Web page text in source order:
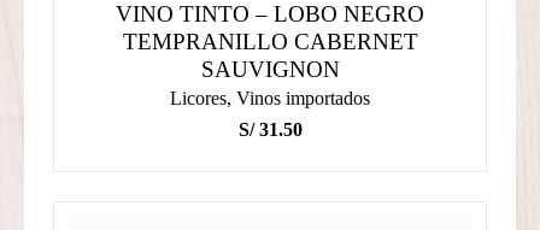
VINO TINTO – LOBO NEGRO
TEMPRANILLO CABERNET
SAUVIGNON
Licores, Vinos importados
S/31.50